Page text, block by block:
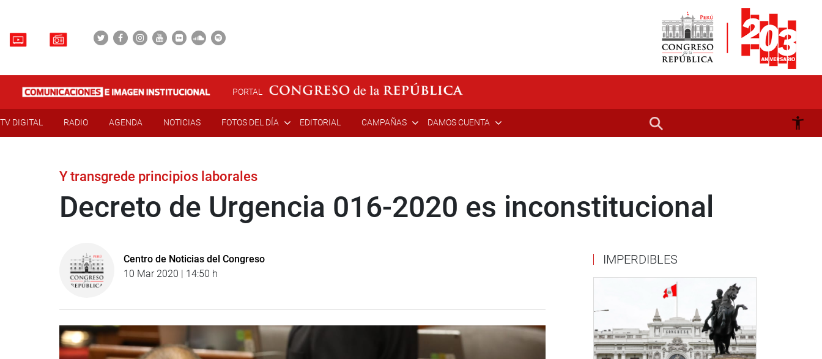
PORTAL
TV DIGITAL RADIO AGENDA NOTICIAS FOTOS DEL DÍA EDITORIAL CAMPAÑAS DAMOS CUENTA
Y transgrede principios laborales
Decreto de Urgencia 016-2020 es inconstitucional
Centro de Noticias del Congreso
10 Mar 2020 | 14:50 h
IMPERDIBLES